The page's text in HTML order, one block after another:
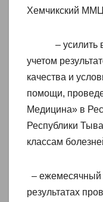
Хемчикский
– усилить
учетом
качества и
помощи,
Медицина» в
Республики
классам
–
результатах